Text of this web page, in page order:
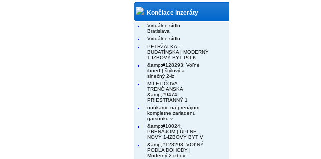
Končiace inzeráty
Virtuálne sídlo
Bratislava
Virtuálne sídlo
PETRŽALKA –
BUDATÍNSKA | MODERNÝ
1-IZBOVÝ BYT PO K
&amp;#128293; Voľné
ihneď | štýlový a
slnečný 2-iz
MILETIČOVA –
TRENČIANSKA
&amp;#9474;
PRIESTRANNÝ 1
onúkame na prenájom
kompletne zariadenú
garsónku v
&amp;#10024;
PRENÁJOM | ÚPLNE
NOVÝ 1-IZBOVÝ BYT V
&amp;#128293; VOĽNÝ
PODĽA DOHODY |
Moderný 2-izbov